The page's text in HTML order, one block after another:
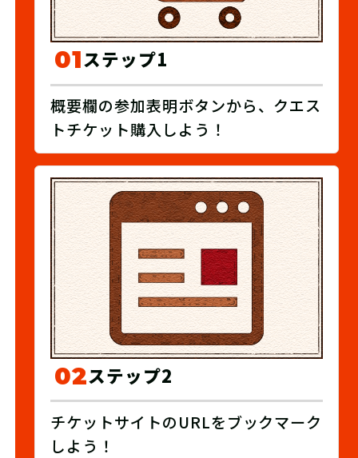
01ステップ1
概要欄の参加表明ボタンから、クエス
トチケット購入しよう！
02ステップ2
チケットサイトのURLをブックマーク
しよう！